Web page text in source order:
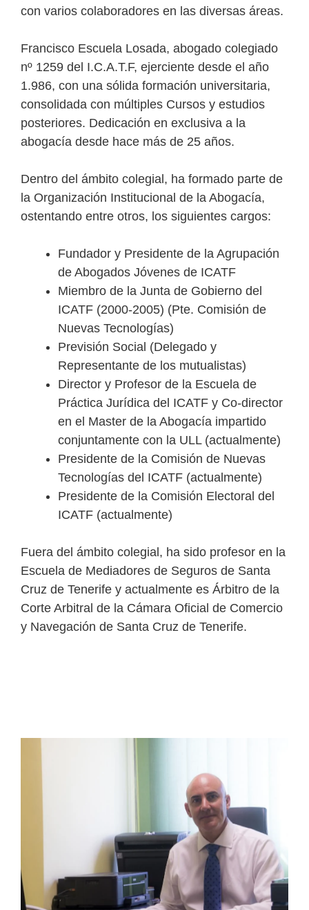
con varios colaboradores en las diversas áreas.
Francisco Escuela Losada, abogado colegiado
nº 1259 del I.C.A.T.F, ejerciente desde el año
1.986, con una sólida formación universitaria,
consolidada con múltiples Cursos y estudios
posteriores. Dedicación en exclusiva a la
abogacía desde hace más de 25 años.
Dentro del ámbito colegial, ha formado parte de
la Organización Institucional de la Abogacía,
ostentando entre otros, los siguientes cargos:
Fundador y Presidente de la Agrupación
de Abogados Jóvenes de ICATF
Miembro de la Junta de Gobierno del
ICATF (2000-2005) (Pte. Comisión de
Nuevas Tecnologías)
Previsión Social (Delegado y
Representante de los mutualistas)
Director y Profesor de la Escuela de
Práctica Jurídica del ICATF y Co-director
en el Master de la Abogacía impartido
conjuntamente con la ULL (actualmente)
Presidente de la Comisión de Nuevas
Tecnologías del ICATF (actualmente)
Presidente de la Comisión Electoral del
ICATF (actualmente)
Fuera del ámbito colegial, ha sido profesor en la
Escuela de Mediadores de Seguros de Santa
Cruz de Tenerife y actualmente es Árbitro de la
Corte Arbitral de la Cámara Oficial de Comercio
y Navegación de Santa Cruz de Tenerife.